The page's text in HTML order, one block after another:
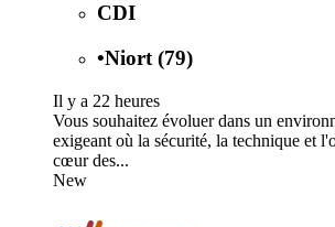
CDI
•Niort (79)
Il y a 22 heures
Vous souhaitez évoluer dans un
exigeant où la sécurité, la technique et
cœur des...
New